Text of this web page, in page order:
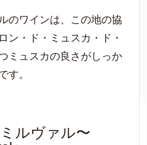
のワインは、この地の協
ン・ド・ミュスカ・ド・
ミュスカの良さがしっか
す。
ルヴァル〜